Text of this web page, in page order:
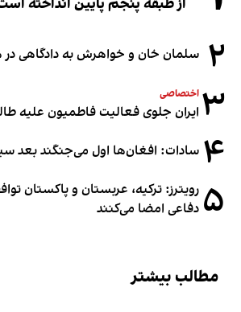
۲ سلمان خان و خواهرش به دادگاهی در
۳ اختصاصی
ایران جلوی فعالیت فاطمیون علیه
۴ سادات: افغان‌ها اول می‌جنگند بعد
۵ رویترز: ترکیه، عربستان و پاکستان
دفاعی امضا می‌کنند
مطالب بیشتر